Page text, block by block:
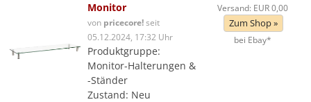
Monitor
von pricecore!seit
05.12.2024, 17:32 Uhr
Produktgruppe:
Monitor-Halterungen &
-Ständer
Zustand: Neu
Versand: EUR 0,00
Zum Shop »
bei Ebay*